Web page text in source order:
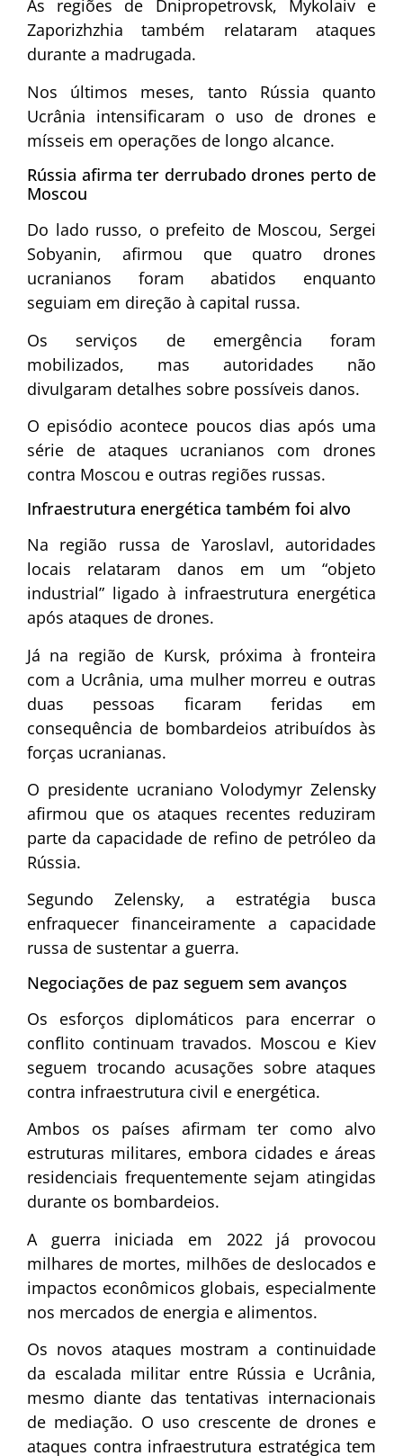
As regiões de Dnipropetrovsk, Mykolaiv e
Zaporizhzhia também relataram ataques
durante a madrugada.
Nos últimos meses, tanto Rússia quanto
Ucrânia intensificaram o uso de drones e
mísseis em operações de longo alcance.
Rússia afirma ter derrubado drones perto de
Moscou
Do lado russo, o prefeito de Moscou, Sergei
Sobyanin, afirmou que quatro drones
ucranianos foram abatidos enquanto
seguiam em direção à capital russa.
Os serviços de emergência foram
mobilizados, mas autoridades não
divulgaram detalhes sobre possíveis danos.
O episódio acontece poucos dias após uma
série de ataques ucranianos com drones
contra Moscou e outras regiões russas.
Infraestrutura energética também foi alvo
Na região russa de Yaroslavl, autoridades
locais relataram danos em um “objeto
industrial” ligado à infraestrutura energética
após ataques de drones.
Já na região de Kursk, próxima à fronteira
com a Ucrânia, uma mulher morreu e outras
duas pessoas ficaram feridas em
consequência de bombardeios atribuídos às
forças ucranianas.
O presidente ucranianoVolodymyr Zelensky
afirmou que os ataques recentes reduziram
parte da capacidade de refino de petróleo da
Rússia.
Segundo Zelensky, a estratégia busca
enfraquecer financeiramente a capacidade
russa de sustentar a guerra.
Negociações de paz seguem sem avanços
Os esforços diplomáticos para encerrar o
conflito continuam travados. Moscou e Kiev
seguem trocando acusações sobre ataques
contra infraestrutura civil e energética.
Ambos os países afirmam ter como alvo
estruturas militares, embora cidades e áreas
residenciais frequentemente sejam atingidas
durante os bombardeios.
A guerra iniciada em 2022 já provocou
milhares de mortes, milhões de deslocados e
impactos econômicos globais, especialmente
nos mercados de energia e alimentos.
Os novos ataques mostram a continuidade
da escalada militar entre Rússia e Ucrânia,
mesmo diante das tentativas internacionais
de mediação. O uso crescente de drones e
ataques contra infraestrutura estratégica tem